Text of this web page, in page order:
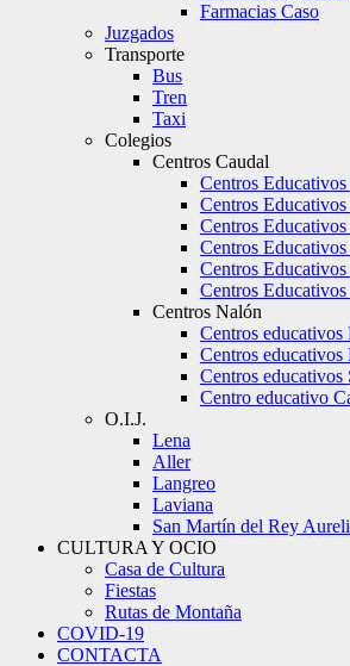
Farmacias Caso
Juzgados
Transporte
Bus
Tren
Taxi
Colegios
Centros Caudal
Centros
Centros
Centros Educativos
Centros
Centros
Centros Educativos
Centros Nalón
Centros educativos
Centros educativos
Centros
Centro educativo
O.I.J.
Lena
Aller
Langreo
Laviana
San Martín del Rey
CULTURA Y OCIO
Casa de Cultura
Fiestas
Rutas de Montaña
COVID-19
CONTACTA